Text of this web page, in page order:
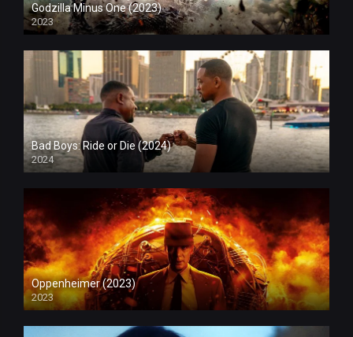
Godzilla Minus One (2023)
2023
Bad Boys: Ride or Die (2024)
2024
Oppenheimer (2023)
2023